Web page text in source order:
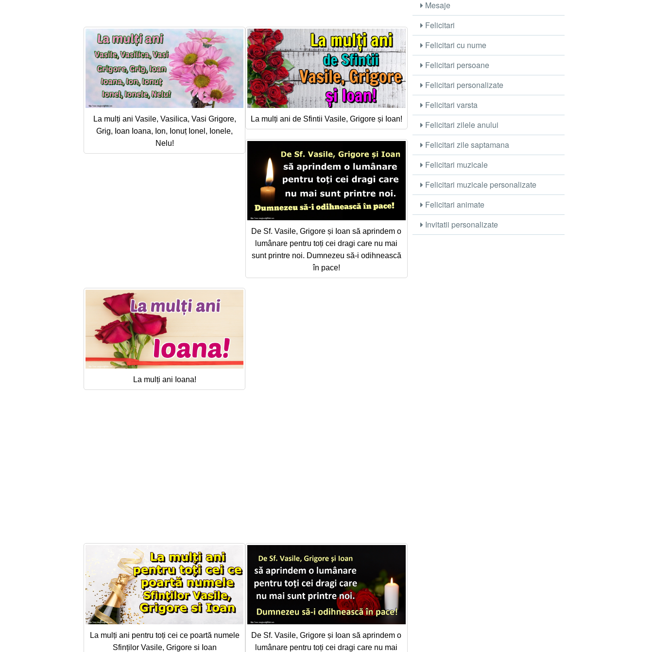
La mulți ani Vasile, Vasilica, Vasi Grigore,
Grig, Ioan Ioana, Ion, Ionuț Ionel, Ionele,
Nelu!
La mulți ani de Sfintii Vasile, Grigore și Ioan!
De Sf. Vasile, Grigore și Ioan să aprindem o
lumânare pentru toți cei dragi care nu mai
sunt printre noi. Dumnezeu să-i odihnească
în pace!
La mulți ani Ioana!
La mulți ani pentru toți cei ce poartă numele
Sfinților Vasile, Grigore si Ioan
De Sf. Vasile, Grigore și Ioan să aprindem o
lumânare pentru toți cei dragi care nu mai
Mesaje
Felicitari
Felicitari cu nume
Felicitari persoane
Felicitari personalizate
Felicitari varsta
Felicitari zilele anului
Felicitari zile saptamana
Felicitari muzicale
Felicitari muzicale personalizate
Felicitari animate
Invitatii personalizate